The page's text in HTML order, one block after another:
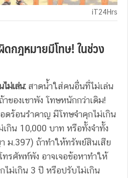
iT24Hrs
กฎหมายมีโทษ! ในช่วง
ม่เล่น:สาดน้ำใส่คนอื่นที่ไม่เล่น
ของเขาพัง โทษหนักกว่าเดิม!
ดร้อนรำคาญ มีโทษจำคุกไม่เกิน
กิน 10,000 บาท หรือทั้งจำทั้ง
ม.397) ถ้าทำให้ทรัพย์สินเสีย
รศัพท์พัง อาจเจอข้อหาทำให้
ไม่เกิน 3 ปี หรือปรับไม่เกิน